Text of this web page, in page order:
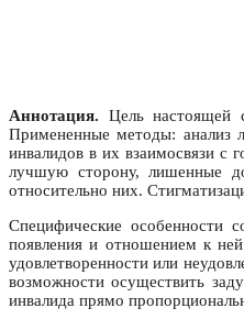
Аннотация. Цель настоящей
Примененные методы: анализ
инвалидов в их взаимосвязи с
лучшую сторону, лишенные
относительно них.
Специфические особенности
появления и отношением к
удовлетворенности или
возможности осуществить
инвалида прямо